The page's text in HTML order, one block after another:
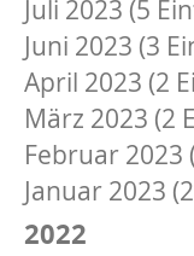
Juli 2023 (5
Juni 2023 (3
April 2023 (2
März 2023 (2
Februar 2023
Januar 2023
2022